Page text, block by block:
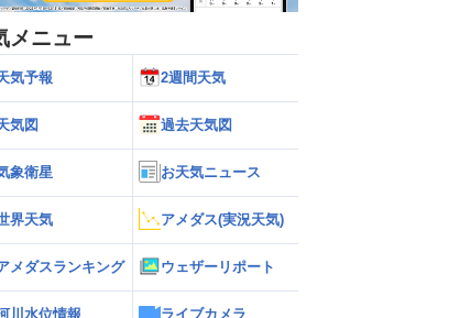
メニュー
気予報 2週間天気
気図 過去天気図
象衛星 お天気ニュース
界天気 アメダス(実況天気)
メダスランキング ウェザーリポート
川水位情報 ライブカメラ